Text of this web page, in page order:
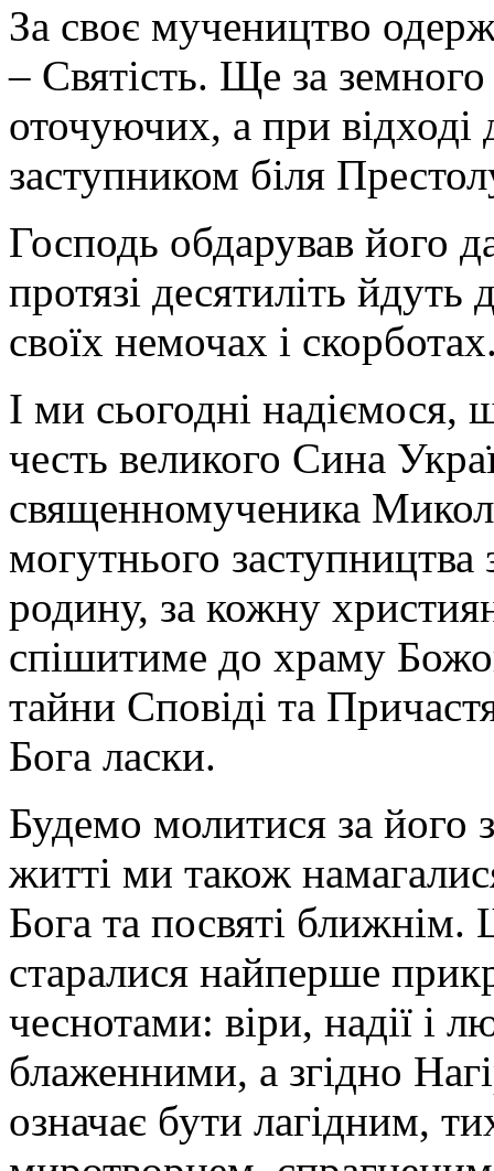
За своє мучеництво
– Святість. Ще за
оточуючих, а при відході
заступником біля
Господь обдарував його
протязі десятиліть
своїх немочах і
І ми сьогодні
честь великого Сина
священномученика
могутнього
родину, за кожну
спішитиме до храму
тайни Сповіді та
Бога ласки.
Будемо молитися за його
житті ми також
Бога та посвяті
старалися найперше
чеснотами: віри, надії і
блаженними, а згідно
означає бути лагідним,